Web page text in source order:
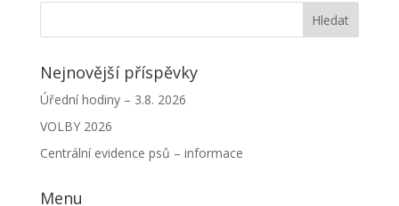
Nejnovější příspěvky
Úřední hodiny – 3.8. 2026
VOLBY 2026
Centrální evidence psů – informace
Menu